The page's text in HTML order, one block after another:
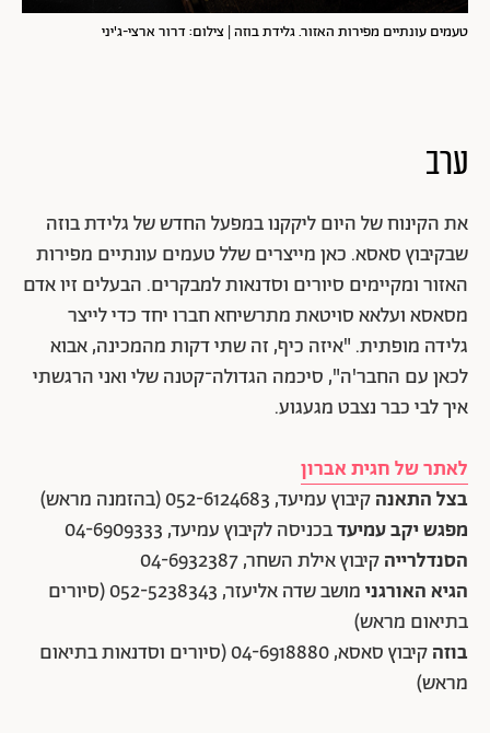
טעמים עונתיים מפירות האזור. גלידת בוזה | צילום: דרור ארצי-ג'יני
ערב
את הקינוח של היום ליקקנו במפעל החדש של גלידת בוזה
שבקיבוץ סאסא. כאן מייצרים שלל טעמים עונתיים מפירות
האזור ומקיימים סיורים וסדנאות למבקרים. הבעלים זיו אדם
מסאסא ועלאא סויטאת מתרשיחא חברו יחד כדי לייצר
גלידה מופתית. "איזה כיף, זה שתי דקות מהמכינה, אבוא
לכאן עם החבר'ה", סיכמה הגדולה־קטנה שלי ואני הרגשתי
איך לבי כבר נצבט מגעגוע.
לאתר של חגית אברון
בצל התאנהקיבוץ עמיעד, 052-6124683 (בהזמנה מראש)
מפגש יקב עמיעדבכניסה לקיבוץ עמיעד, 04-6909333
הסנדלרייהקיבוץ אילת השחר, 04-6932387
הגיא האורגני
מושב שדה אליעזר, 052-5238343 (סיורים
בתיאום מראש)
בוזה
קיבוץ סאסא, 04-6918880 (סיורים וסדנאות בתיאום
מראש)